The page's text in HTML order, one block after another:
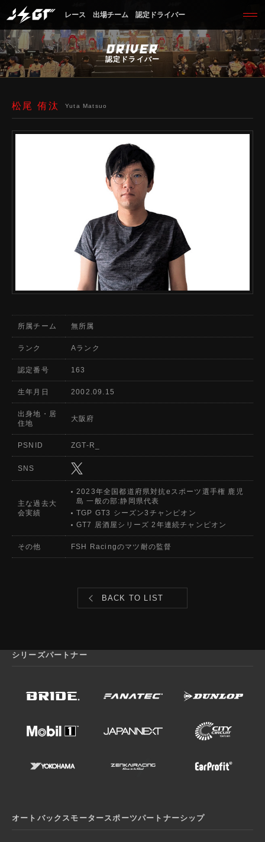
レース 出場チーム 認定ドライバー
DRIVER
認定ドライバー
松尾 侑汰 Yuta Matsuo
所属チーム 無所属
ランク Aランク
認定番号 163
生年月日 2002.09.15
出身地・居
住地
大阪府
PSNID ZGT-R_
SNS
主な過去大
会実績
2023年全国都道府県対抗eスポーツ選手権 鹿児
島 一般の部:静岡県代表
TGP GT3 シーズン3チャンピオン
GT7 居酒屋シリーズ 2年連続チャンピオン
その他 FSH Racingのマツ耐の監督
BACK TO LIST
シリーズパートナー
オートバックスモータースポーツパートナーシップ